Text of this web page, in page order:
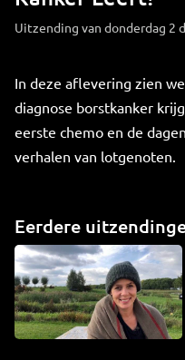
Uitzending van donderdag 2
In deze aflevering zien
diagnose borstkanker
eerste chemo en de
verhalen van lotgenoten.
Eerdere